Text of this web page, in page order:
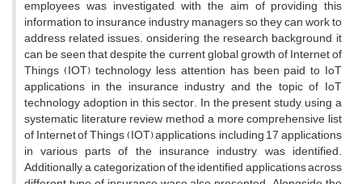
employees was investigated, with the aim of providing this
information to insurance industry managers so they can work to
address related issues. onsidering the research background, it
can be seen that despite the current global growth of Internet of
Things (IOT) technology, less attention has been paid to IoT
applications in the insurance industry and the topic of IoT
technology adoption in this sector. In the present study, using a
systematic literature review method a more comprehensive list
of Internet of Things (IOT) applications, including 17 applications
in various parts of the insurance industry, was identified.
Additionally, a categorization of the identified applications across